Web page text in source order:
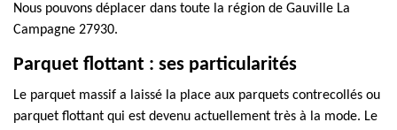
Nous pouvons déplacer dans toute la région de Gauville La
Campagne 27930.
Parquet flottant : ses particularités
Le parquet massif a laissé la place aux parquets contrecollés ou
parquet flottant qui est devenu actuellement très à la mode. Le